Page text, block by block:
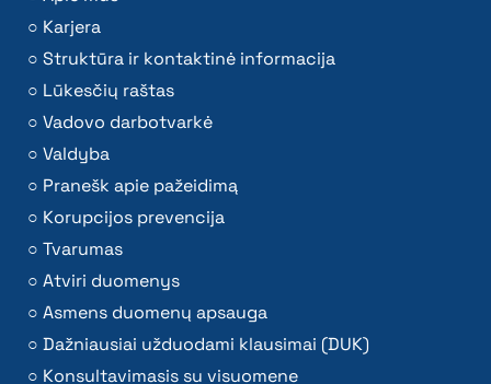
Karjera
Struktūra ir kontaktinė informacija
Lūkesčių raštas
Vadovo darbotvarkė
Valdyba
Pranešk apie pažeidimą
Korupcijos prevencija
Tvarumas
Atviri duomenys
Asmens duomenų apsauga
Dažniausiai užduodami klausimai (DUK)
Konsultavimasis su visuomene